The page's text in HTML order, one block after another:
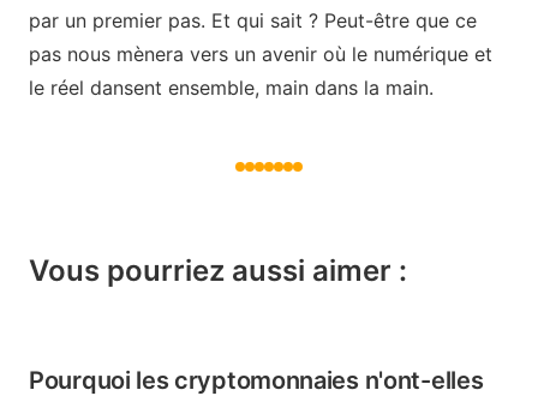
par un premier pas. Et qui sait ? Peut-être que ce
pas nous mènera vers un avenir où le numérique et
le réel dansent ensemble, main dans la main.
Vous pourriez aussi aimer :
Pourquoi les cryptomonnaies n'ont-elles